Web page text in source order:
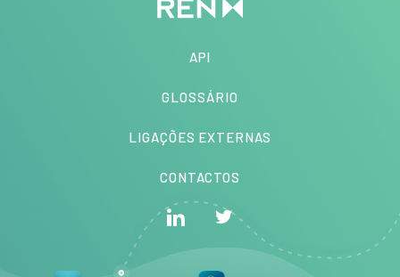
API
GLOSSÁRIO
LIGAÇÕES EXTERNAS
CONTACTOS